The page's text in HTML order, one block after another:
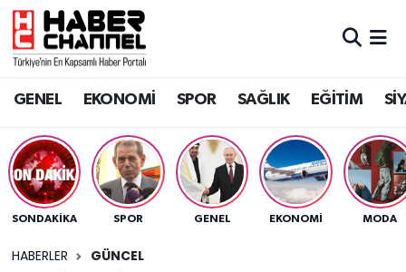
GENEL EKONOMİ SPOR SAĞLIK EĞİTİM
SONDAKIKA SPOR GENEL EKONOMİ MODA
HABERLER GÜNCEL
GENEL
SPOR
SAĞLIK
EĞİTİM
Nöbetçi Eczaneler
Trafik Durumu
Süper Lig Puan Durumu ve Fikstür
Tüm Manşetler